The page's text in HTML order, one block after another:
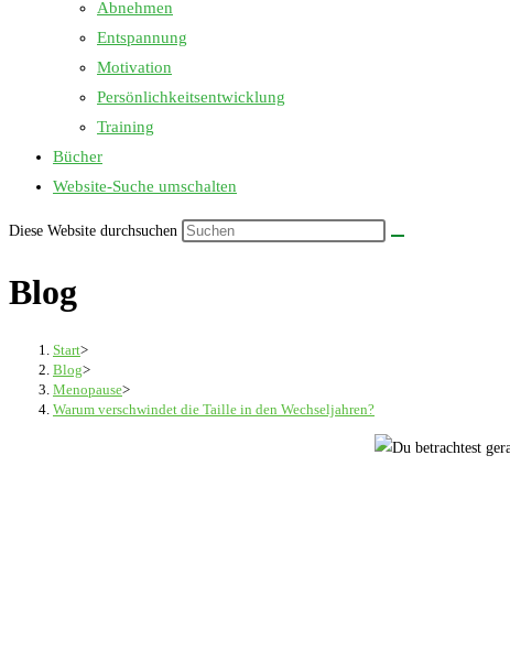
Abnehmen
Entspannung
Motivation
Persönlichkeitsentwicklung
Training
Bücher
Website-Suche umschalten
Diese Website durchsuchen
Blog
Start>
Blog>
Menopause>
Warum verschwindet die Taille in den Wechseljahren?